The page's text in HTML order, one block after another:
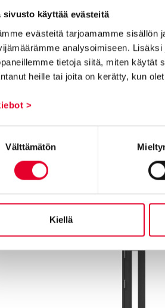
sivusto käyttää evästeitä
evästeitä tarjoamamme sisällön
analysoimiseen.
tietoja siitä, miten käytät
heille tai joita on kerätty, kun
>
Välttämätön
Kiellä
levikkeille emme myönnä